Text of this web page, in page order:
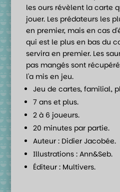
les ours révèlent la carte
jouer. Les prédateurs les
en premier, mais en cas
qui est le plus en bas du
servira en premier. Les
pas mangés sont
l'a mis en jeu.
Jeu de cartes, familial,
7 ans et plus.
2 à 6 joueurs.
20 minutes par partie.
Auteur : Didier Jacobée.
Illustrations : Ann&Seb.
Éditeur : Multivers.